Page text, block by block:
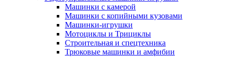
Машинки с камерой
Машинки с копийными кузовами
Машинки-игрушки
Мотоциклы и Трициклы
Строительная и спецтехника
Трюковые машинки и амфибии